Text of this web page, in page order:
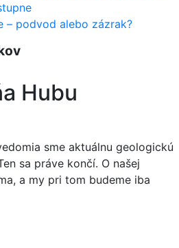
– podvod alebo zázrak?
Hubu
sme aktuálnu geologickú
sa práve končí. O našej
a my pri tom budeme iba